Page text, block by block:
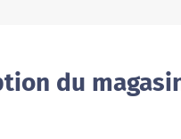
du